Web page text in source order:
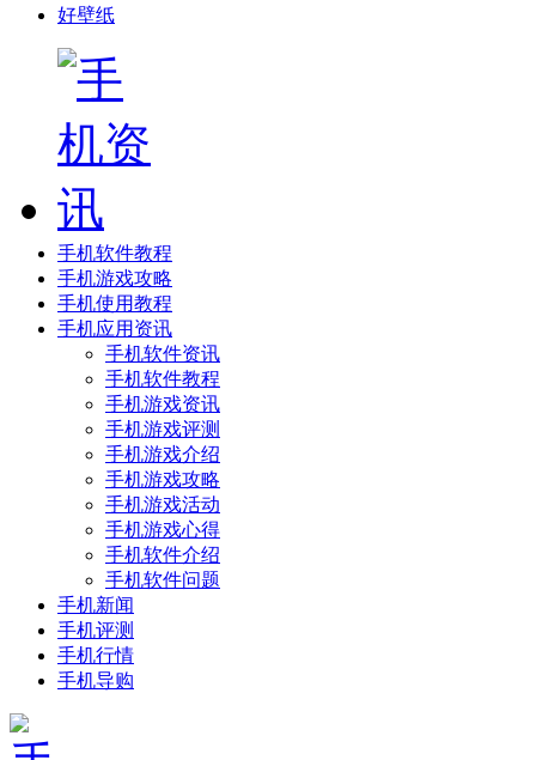
好壁纸
手机软件教程
手机游戏攻略
手机使用教程
手机应用资讯
手机软件资讯
手机软件教程
手机游戏资讯
手机游戏评测
手机游戏介绍
手机游戏攻略
手机游戏活动
手机游戏心得
手机软件介绍
手机软件问题
手机新闻
手机评测
手机行情
手机导购